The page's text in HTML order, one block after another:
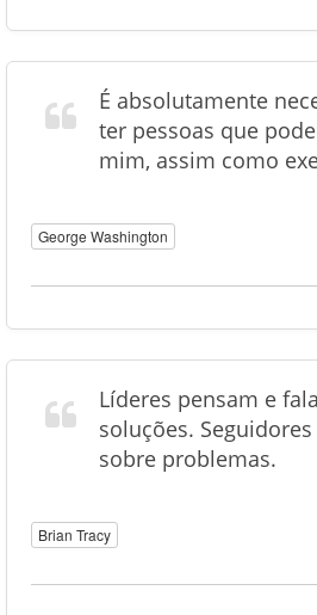
É absolutamente
ter pessoas que
mim, assim como
George Washington
Líderes pensam e
soluções.
sobre problemas.
Brian Tracy